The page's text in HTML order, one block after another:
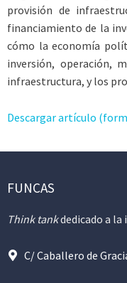
provisión de
financiamiento de la
cómo la economía
inversión, operación,
infraestructura, y los
Descargar artículo
FUNCAS
Think tankdedicado a la
C/ Caballero de